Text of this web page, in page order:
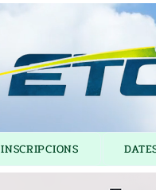
INSCRIPCIONS